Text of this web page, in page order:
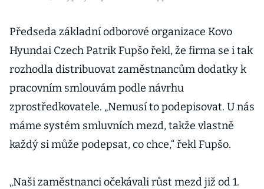
Předseda základní odborové organizace Kovo
Hyundai Czech Patrik Fupšo řekl, že firma se i tak
rozhodla distribuovat zaměstnancům dodatky k
pracovním smlouvám podle návrhu
zprostředkovatele. „Nemusí to podepisovat. U nás
máme systém smluvních mezd, takže vlastně
každý si může podepsat, co chce,“ řekl Fupšo.
„Naši zaměstnanci očekávali růst mezd již od 1.